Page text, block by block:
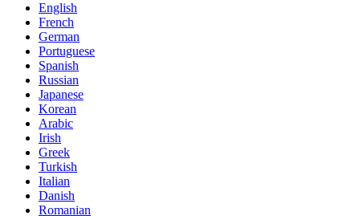
English
French
German
Portuguese
Spanish
Russian
Japanese
Korean
Arabic
Irish
Greek
Turkish
Italian
Danish
Romanian